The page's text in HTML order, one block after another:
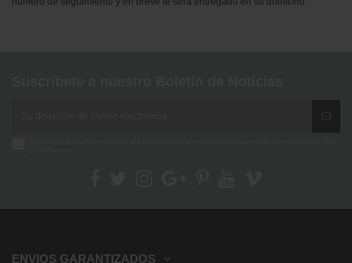
ENVIOS GARANTIZADOS